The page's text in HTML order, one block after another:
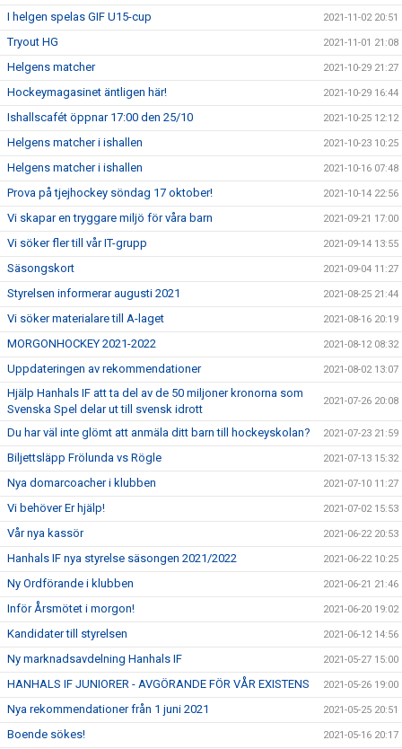
I helgen spelas GIF U15-cup 2021-11-02 20:51
Tryout HG 2021-11-01 21:08
Helgens matcher 2021-10-29 21:27
Hockeymagasinet äntligen här! 2021-10-29 16:44
Ishallscafét öppnar 17:00 den 25/10 2021-10-25 12:12
Helgens matcher i ishallen 2021-10-23 10:25
Helgens matcher i ishallen 2021-10-16 07:48
Prova på tjejhockey söndag 17 oktober! 2021-10-14 22:56
Vi skapar en tryggare miljö för våra barn 2021-09-21 17:00
Vi söker fler till vår IT-grupp 2021-09-14 13:55
Säsongskort 2021-09-04 11:27
Styrelsen informerar augusti 2021 2021-08-25 21:44
Vi söker materialare till A-laget 2021-08-16 20:19
MORGONHOCKEY 2021-2022 2021-08-12 08:32
Uppdateringen av rekommendationer 2021-08-02 13:07
Hjälp Hanhals IF att ta del av de 50 miljoner kronorna som
Svenska Spel delar ut till svensk idrott
2021-07-26 20:08
Du har väl inte glömt att anmäla ditt barn till hockeyskolan? 2021-07-23 21:59
Biljettsläpp Frölunda vs Rögle 2021-07-13 15:32
Nya domarcoacher i klubben 2021-07-10 11:27
Vi behöver Er hjälp! 2021-07-02 15:53
Vår nya kassör 2021-06-22 20:53
Hanhals IF nya styrelse säsongen 2021/2022 2021-06-22 10:25
Ny Ordförande i klubben 2021-06-21 21:46
Inför Årsmötet i morgon! 2021-06-20 19:02
Kandidater till styrelsen 2021-06-12 14:56
Ny marknadsavdelning Hanhals IF 2021-05-27 15:00
HANHALS IF JUNIORER - AVGÖRANDE FÖR VÅR EXISTENS 2021-05-26 19:00
Nya rekommendationer från 1 juni 2021 2021-05-25 20:51
Boende sökes! 2021-05-16 20:17